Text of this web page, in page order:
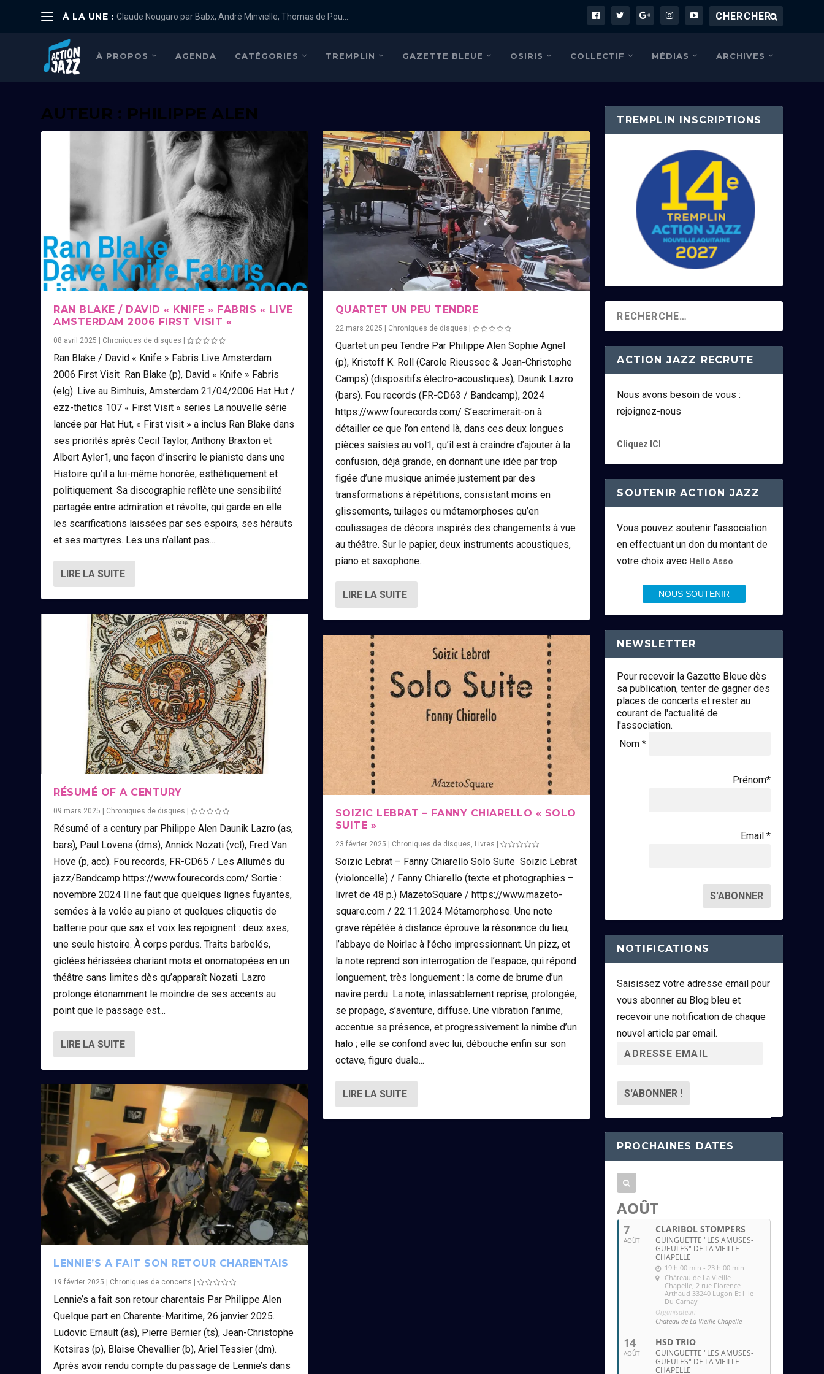
À LA UNE : Claude Nougaro par Babx, André Minvielle, Thomas de Pou...
À PROPOS AGENDA CATÉGORIES TREMPLIN GAZETTE BLEUE OSIRIS COLLECTIF MÉDIAS ARCHIVES
AUTEUR : PHILIPPE ALEN
RAN BLAKE / DAVID « KNIFE » FABRIS « LIVE
AMSTERDAM 2006 FIRST VISIT «
08 avril 2025 Chroniques de disques |
Ran Blake / David « Knife » Fabris Live Amsterdam
2006 First Visit Ran Blake (p), David « Knife » Fabris
(elg). Live au Bimhuis, Amsterdam 21/04/2006 Hat Hut /
ezz-thetics 107 « First Visit » series La nouvelle série
lancée par Hat Hut, « First visit » a inclus Ran Blake dans
ses priorités après Cecil Taylor, Anthony Braxton et
Albert Ayler1, une façon d’inscrire le pianiste dans une
Histoire qu’il a lui-même honorée, esthétiquement et
politiquement. Sa discographie reflète une sensibilité
partagée entre admiration et révolte, qui garde en elle
les scarifications laissées par ses espoirs, ses hérauts
et ses martyres. Les uns n’allant pas...
LIRE LA SUITE
RÉSUMÉ OF A CENTURY
09 mars 2025 Chroniques de disques |
Résumé of a century par Philippe Alen Daunik Lazro (as,
bars), Paul Lovens (dms), Annick Nozati (vcl), Fred Van
Hove (p, acc). Fou records, FR-CD65 / Les Allumés du
jazz/Bandcamp https://www.fourecords.com/ Sortie :
novembre 2024 Il ne faut que quelques lignes fuyantes,
semées à la volée au piano et quelques cliquetis de
batterie pour que sax et voix les rejoignent : deux axes,
une seule histoire. À corps perdus. Traits barbelés,
giclées hérissées chariant mots et onomatopées en un
théâtre sans limites dès qu’apparaît Nozati. Lazro
prolonge étonamment le moindre de ses accents au
point que le passage est...
LIRE LA SUITE
LENNIE’S A FAIT SON RETOUR CHARENTAIS
19 février 2025 | Chroniques de concerts |
Lennie’s a fait son retour charentais Par Philippe Alen
Quelque part en Charente-Maritime, 26 janvier 2025.
Ludovic Ernault (as), Pierre Bernier (ts), Jean-Christophe
Kotsiras (p), Blaise Chevallier (b), Ariel Tessier (dm).
Après avoir rendu compte du passage de Lennie’s dans
QUARTET UN PEU TENDRE
22 mars 2025 Chroniques de disques
Quartet un peu Tendre Par Philippe Alen Sophie Agnel
(p), Kristoff K. Roll (Carole Rieussec & Jean-Christophe
Camps) (dispositifs électro-acoustiques), Daunik Lazro
(bars). Fou records (FR-CD63 / Bandcamp), 2024
https://www.fourecords.com/ S’escrimerait-on à
détailler ce que l’on entend là, dans ces deux longues
pièces saisies au vol1, qu’il est à craindre d’ajouter à la
confusion, déjà grande, en donnant une idée par trop
figée d’une musique animée justement par des
transformations à répétitions, consistant moins en
glissements, tuilages ou métamorphoses qu’en
coulissages de décors inspirés des changements à vue
au théâtre. Sur le papier, deux instruments acoustiques,
piano et saxophone...
LIRE LA SUITE
SOIZIC LEBRAT – FANNY CHIARELLO « SOLO
SUITE »
23 février 2025 Chroniques de disques, Livres
Soizic Lebrat – Fanny Chiarello Solo Suite Soizic Lebrat
(violoncelle) / Fanny Chiarello (texte et photographies –
livret de 48 p.) MazetoSquare / https://www.mazeto-
square.com / 22.11.2024 Métamorphose. Une note
grave répétée à distance éprouve la résonance du lieu,
l’abbaye de Noirlac à l’écho impressionnant. Un pizz, et
la note reprend son interrogation de l’espace, qui répond
longuement, très longuement : la corne de brume d’un
navire perdu. La note, inlassablement reprise, prolongée,
se propage, s’aventure, diffuse. Une vibration l’anime,
accentue sa présence, et progressivement la nimbe d’un
halo ; elle se confond avec lui, débouche enfin sur son
octave, figure duale...
LIRE LA SUITE
TREMPLIN INSCRIPTIONS
ACTION JAZZ RECRUTE
Nous avons besoin de vous :
rejoignez-nous
Cliquez ICI
SOUTENIR ACTION JAZZ
Vous pouvez soutenir l’association
en effectuant un don du montant de
votre choix avec Hello Asso.
NOUS SOUTENIR
NEWSLETTER
Pour recevoir la Gazette Bleue dès
sa publication, tenter de gagner des
places de concerts et rester au
courant de l'actualité de
l'association.
Nom *
Prénom*
Email *
NOTIFICATIONS
Saisissez votre adresse email pour
vous abonner au Blog bleu et
recevoir une notification de chaque
nouvel article par email.
r
s
s
e
m
i
PROCHAINES DATES
AOÛT
7
AOÛT
CLARIBOL STOMPERS
GUINGUETTE "LES AMUSES-
GUEULES" DE LA VIEILLE
CHAPELLE
19 h 00 min - 23 h 00 min
Château de La Vieille
Chapelle , 2 rue Florence
Arthaud 33240 Lugon Et l Ile
Du Carnay
Organisateur:
Chateau de La Vieille Chapelle
14
AOÛT
HSD TRIO
GUINGUETTE "LES AMUSES-
GUEULES" DE LA VIEILLE
CHAPELLE